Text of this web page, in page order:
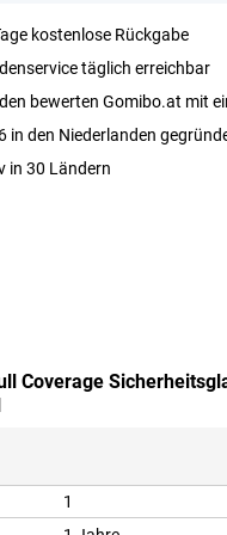
kostenlose Rückgabe
täglich erreichbar
bewerten Gomibo.at mit
in den Niederlanden
in 30 Ländern
Coverage
1